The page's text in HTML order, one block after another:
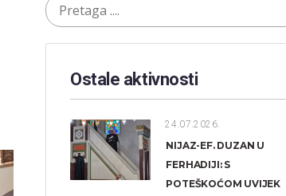
Ostale aktivnosti
24.07.2026.
NIJAZ-EF. DUZAN U
FERHADIJI: S
POTEŠKOĆOM UVIJEK